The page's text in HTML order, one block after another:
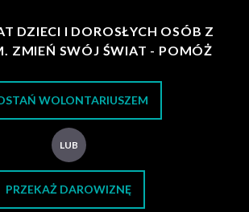
DZIECI I DOROSŁYCH OSÓB Z
ZMIEŃ SWÓJ ŚWIAT - POMÓŻ
WOLONTARIUSZEM
LUB
PRZEKAŻ DAROWIZNĘ